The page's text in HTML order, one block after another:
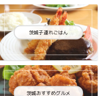
茨城子連れごはん
茨城おすすめグルメ